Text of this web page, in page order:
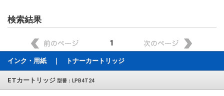
検索結果
1
インク・用紙 ｜ トナーカートリッジ
ETカートリッジ 型番：LPB4T24